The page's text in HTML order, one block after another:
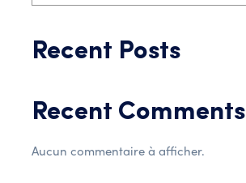
Recent Posts
Recent Comments
Aucun commentaire à afficher.